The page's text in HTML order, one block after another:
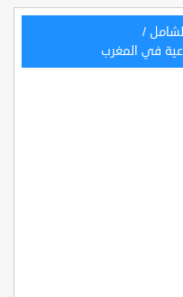
/
في المغرب